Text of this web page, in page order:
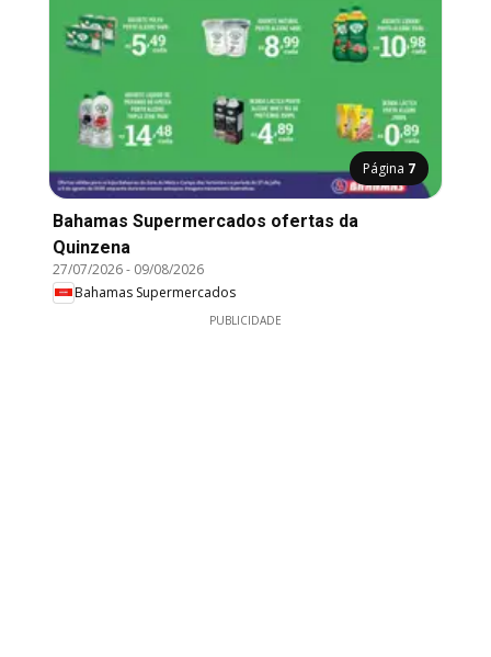
Página 7
Bahamas Supermercados ofertas da
Quinzena
27/07/2026- 09/08/2026
Bahamas Supermercados
PUBLICIDADE